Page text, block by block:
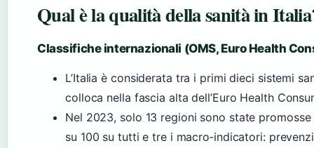
Qual è la qualità della sanità in
Classifiche internazionali (OMS, Euro Health
L’Italia è considerata tra i primi dieci sistemi
colloca nella fascia alta dell’Euro Health
Nel 2023, solo 13 regioni sono state
su 100 su tutti e tre i macro‑indicatori: